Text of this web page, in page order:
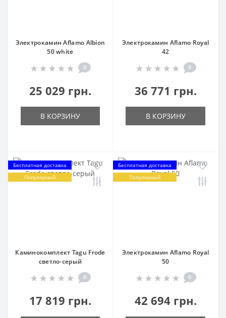
Электрокамин Aflamo Albion
50 white
0
25 029 грн.
В КОРЗИНУ
Электрокамин Aflamo Royal
42
0
36 771 грн.
В КОРЗИНУ
Бесплатная доставка
Популярный
Каминокомплект Tagu Frode
светло-серый
0
17 819 грн.
Бесплатная доставка
Популярный
Электрокамин Aflamo Royal
50
0
42 694 грн.